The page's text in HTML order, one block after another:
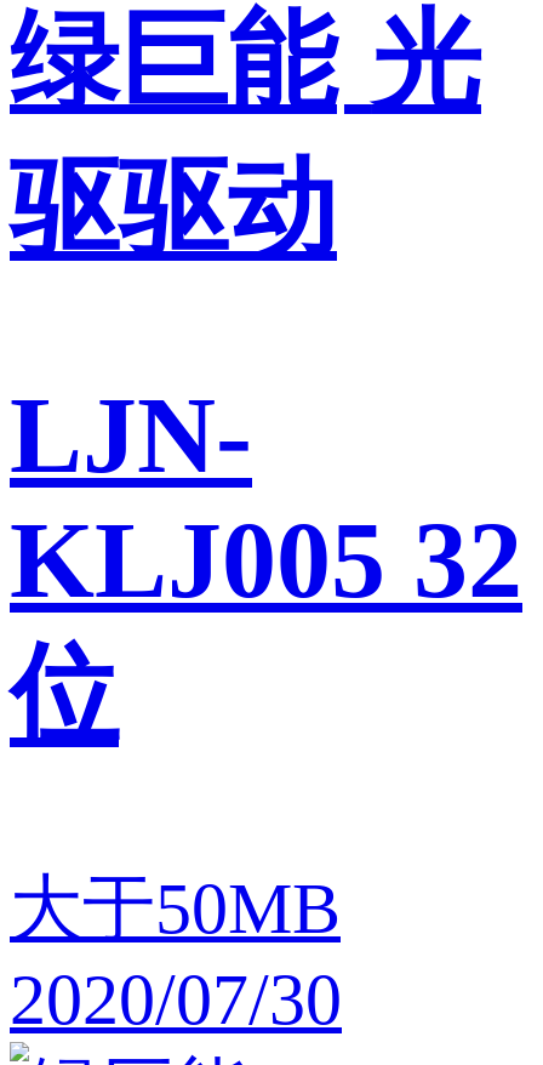
绿巨能 光
驱驱动
LJN-
KLJ005 32
位
大于50MB
2020/07/30